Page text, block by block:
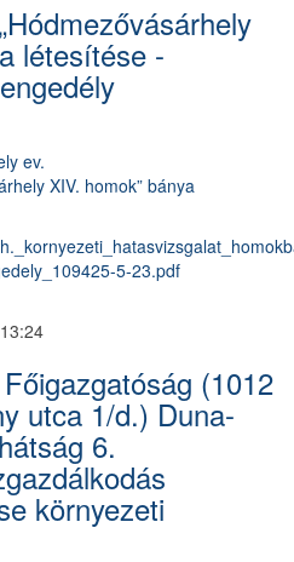
létesítése -
ev.
XIV. homok” bánya
5-23.pdf
(1012
utca 1/d.) Duna-
6.
környezeti